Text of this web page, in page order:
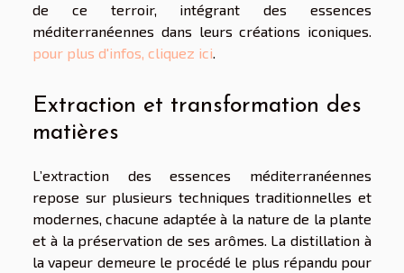
de ce terroir, intégrant des essences
méditerranéennes dans leurs créations iconiques.
pour plus d'infos, cliquez ici.
Extraction et transformation des
matières
L’extraction des essences méditerranéennes
repose sur plusieurs techniques traditionnelles et
modernes, chacune adaptée à la nature de la plante
et à la préservation de ses arômes. La distillation à
la vapeur demeure le procédé le plus répandu pour